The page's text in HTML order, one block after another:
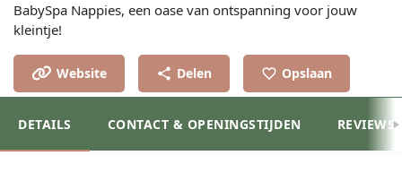
BabySpa Nappies, een oase van ontspanning voor jouw
kleintje!
Website Delen Opslaan
DETAILS CONTACT & OPENINGSTIJDEN REVIEWS